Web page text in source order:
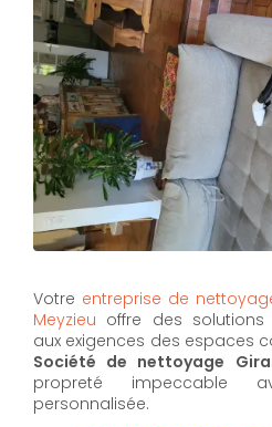
Votre entreprise de
Meyzieu offre des solutions
aux exigences des espaces
Société de nettoyage
propreté impeccable
personnalisée.